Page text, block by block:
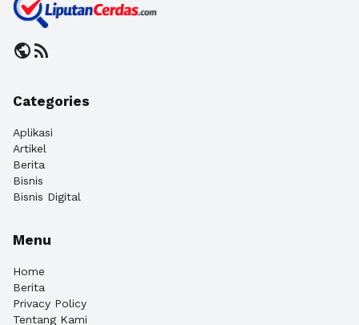
publicrss_feed
Categories
Aplikasi
Artikel
Berita
Bisnis
Bisnis Digital
Menu
Home
Berita
Privacy Policy
Tentang Kami